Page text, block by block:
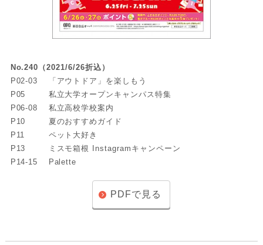
No.240（2021/6/26折込）
P02-03
「アウトドア」を楽しもう
P05
私立大学オープンキャンパス特集
P06-08
私立高校学校案内
P10
夏のおすすめガイド
P11
ペット大好き
P13
ミスモ箱根 Instagramキャンペーン
P14-15
Palette
PDFで見る